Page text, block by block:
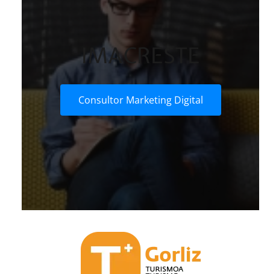
IMACRESTE
Consultor Marketing Digital